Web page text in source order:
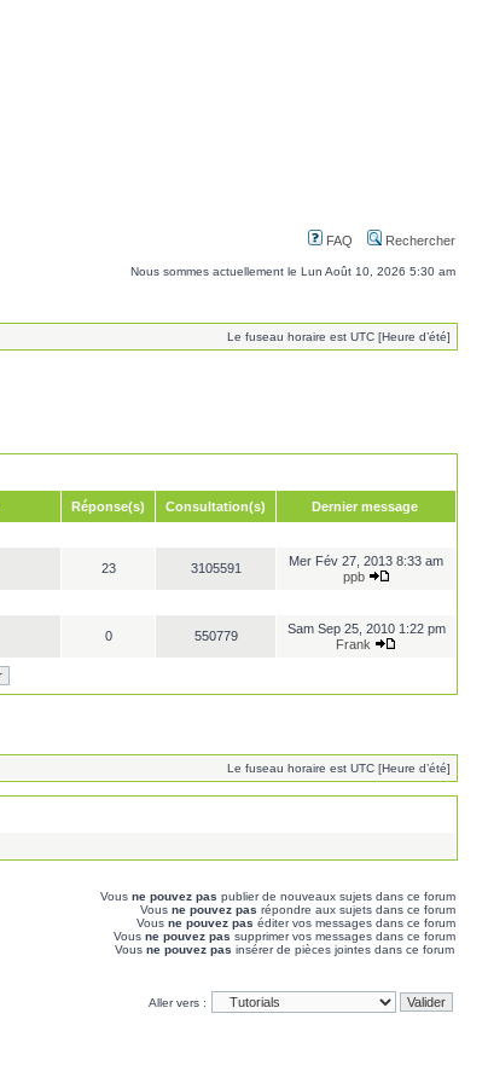
FAQ Rechercher
Nous sommes actuellement le Lun Août 10, 2026 5:30 am
Le fuseau horaire est UTC [Heure d’été]
Réponse(s) Consultation(s) Dernier message
23 3105591
Mer Fév 27, 2013 8:33 am
ppb
0 550779
Sam Sep 25, 2010 1:22 pm
Frank
Le fuseau horaire est UTC [Heure d’été]
Vous ne pouvez pas publier de nouveaux sujets dans ce forum
Vous ne pouvez pas répondre aux sujets dans ce forum
Vous ne pouvez pas éditer vos messages dans ce forum
Vous ne pouvez pas supprimer vos messages dans ce forum
Vous ne pouvez pas insérer de pièces jointes dans ce forum
Aller vers :